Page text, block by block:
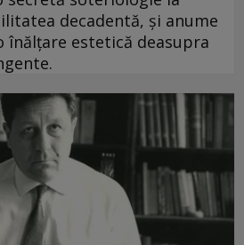
decadentă, și anume
estetică deasupra